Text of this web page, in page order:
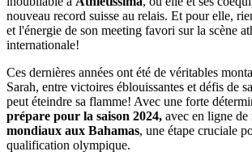
nouveau record suisse au relais. Et pour elle,
et l'énergie de son meeting favori sur la scène
internationale!
Ces dernières années ont été de véritables
Sarah, entre victoires éblouissantes et défis de
peut éteindre sa flamme! Avec une forte
prépare pour la saison 2024, avec en ligne de
mondiaux aux Bahamas, une étape cruciale
qualification olympique.